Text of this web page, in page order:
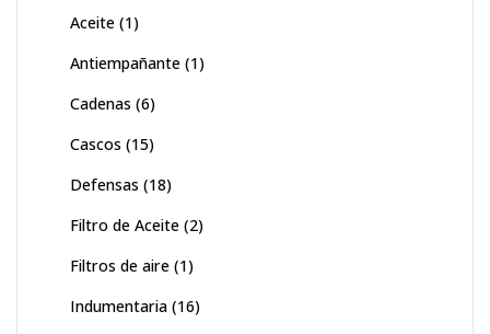
Aceite (1)
Antiempañante (1)
Cadenas (6)
Cascos (15)
Defensas (18)
Filtro de Aceite (2)
Filtros de aire (1)
Indumentaria (16)